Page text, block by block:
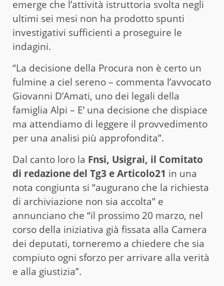
emerge che l’attività istruttoria svolta negli
ultimi sei mesi non ha prodotto spunti
investigativi sufficienti a proseguire le
indagini.
“La decisione della Procura non è certo un
fulmine a ciel sereno – commenta l’avvocato
Giovanni D’Amati, uno dei legali della
famiglia Alpi – E’ una decisione che dispiace
ma attendiamo di leggere il provvedimento
per una analisi più approfondita”.
Dal canto loro la Fnsi, Usigrai, il Comitato
di redazione del Tg3 e Articolo21 in una
nota congiunta si “augurano che la richiesta
di archiviazione non sia accolta” e
annunciano che “il prossimo 20 marzo, nel
corso della iniziativa già fissata alla Camera
dei deputati, torneremo a chiedere che sia
compiuto ogni sforzo per arrivare alla verità
e alla giustizia”.